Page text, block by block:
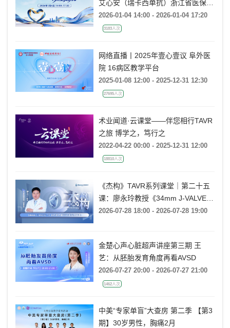
艾心安（瑞卡西单抗）浙江省医保上
市会
2026-01-04 14:00 - 2026-01-04 17:20
3183人次
网络直播丨2025年壹心壹议 阜外医
院 16病区教学平台
2025-01-08 12:00 - 2025-12-31 12:30
27695人次
术业闻道·云课堂——伴您相行TAVR
之旅 博学之，笃行之
2022-04-22 00:00 - 2025-12-31 12:00
18810人次
《杰构》TAVR系列课堂｜第二十五
课：廖永玲教授《34mm J-VALVE
TF 治疗超大瓣环AR的实战经验》
2026-07-28 18:00 - 2026-07-28 19:00
金楚心声心脏超声讲座第三期 王
艺：从胚胎发育角度再看AVSD
2026-07-27 20:00 - 2026-07-27 21:00
1462人次
中美“专家单盲”大查房 第二季 【第3
期】30岁男性，胸痛2月